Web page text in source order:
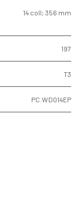
14 coll; 356 mm
197
T3
PC.WD014EP